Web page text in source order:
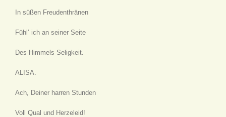
In süßen Freudenthränen
Fühl’ ich an seiner Seite
Des Himmels Seligkeit.
ALISA.
Ach, Deiner harren Stunden
Voll Qual und Herzeleid!